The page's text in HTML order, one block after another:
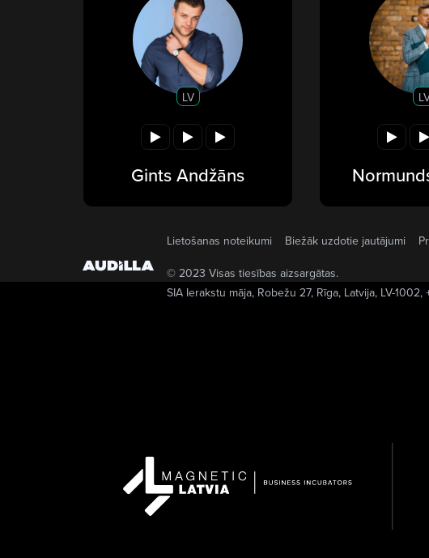
LV
Gints Andžāns
Lietošanas noteikumi Biežāk uzdotie jautājumi
© 2023 Visas tiesības aizsargātas.
SIA Ierakstu māja, Robežu 27, Rīga, Latvija, LV-1002,